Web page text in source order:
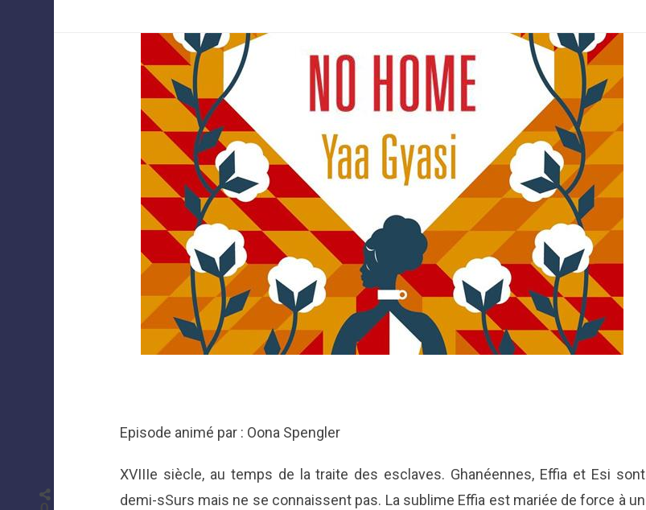
Episode animé par : Oona Spengler
XVIIIe siècle, au temps de la traite des esclaves. Ghanéennes, Effia et Esi sont
demi-sSurs mais ne se connaissent pas. La sublime Effia est mariée de force à un